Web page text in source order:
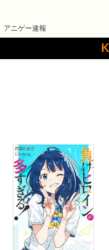
アニゲー速報